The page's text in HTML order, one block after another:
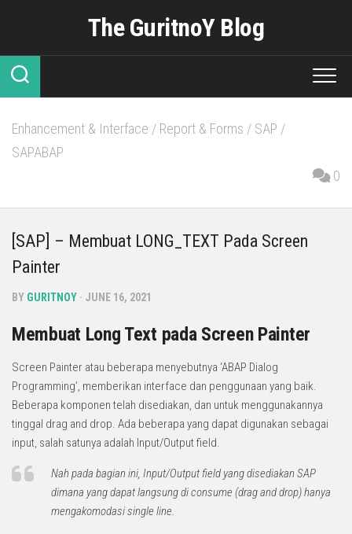
The GuritnoY Blog
Enhancement & Interface / Report & Forms / SAP /
SAPABAP
0
[SAP] – Membuat LONG_TEXT Pada Screen
Painter
BY GURITNOY · JUNE 16, 2021
Membuat Long Text pada Screen Painter
Screen Painter atau beberapa menyebutnya ‘ABAP Dialog
Programming’, memberikan interface dan penggunaan yang baik.
Beberapa komponen telah disediakan, dan untuk menggunakannya
tinggal drag and drop. Ada beberapa yang dapat digunakan sebagai
input, salah satunya adalah Input/Output field.
Nah pada bagian ini, Input/Output field yang disediakan SAP
dimana yang dapat langsung di consume (drag and drop) hanya
mengakomodasi single line.